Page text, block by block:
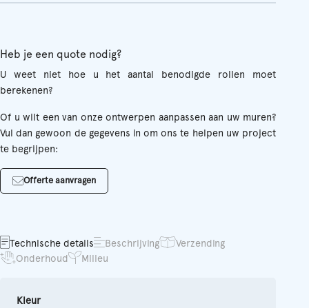
Heb je een quote nodig?
U weet niet hoe u het aantal benodigde rollen moet
berekenen?
Of u wilt een van onze ontwerpen aanpassen aan uw muren?
Vul dan gewoon de gegevens in om ons te helpen uw project
te begrijpen:
Offerte aanvragen
Technische details Beschrijving
Verzending
Onderhoud
Milieu
Kleur